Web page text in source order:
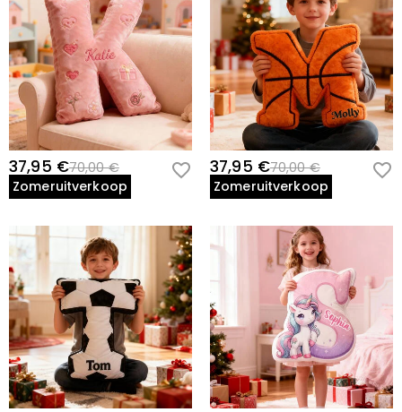
37,95 €70,00 €
Zomeruitverkoop
37,95 €70,00 €
Zomeruitverkoop